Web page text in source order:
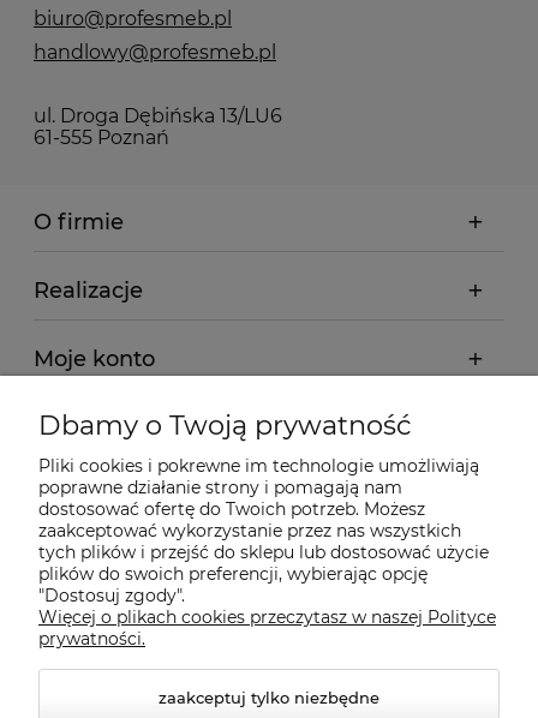
biuro@profesmeb.pl
handlowy@profesmeb.pl
ul. Droga Dębińska 13/LU6
61-555 Poznań
O firmie
Realizacje
Moje konto
Regulamin
Dostawa - realizacja
Gwarancja i zwroty
Pomoc
Dbamy o Twoją prywatność
Pliki cookies i pokrewne im technologie umożliwiają
poprawne działanie strony i pomagają nam
dostosować ofertę do Twoich potrzeb. Możesz
zaakceptować wykorzystanie przez nas wszystkich
tych plików i przejść do sklepu lub dostosować użycie
plików do swoich preferencji, wybierając opcję
"Dostosuj zgody".
Więcej o plikach cookies przeczytasz w naszej Polityce
prywatności.
zaakceptuj tylko niezbędne